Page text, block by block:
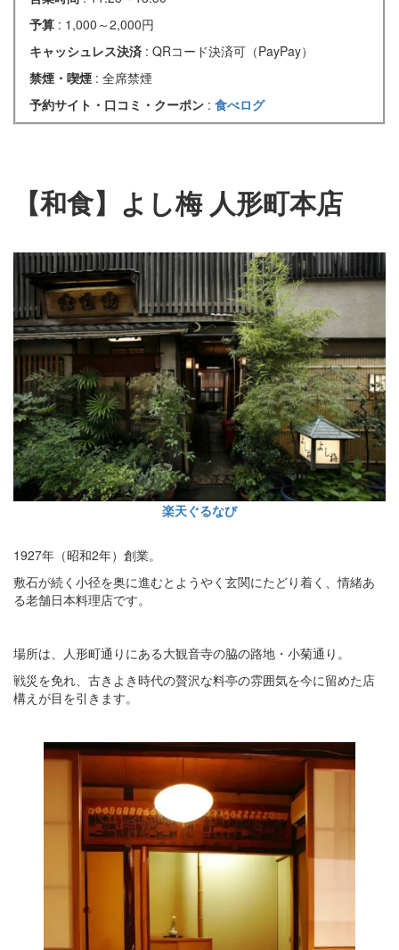
予算 : 1,000～2,000円
キャッシュレス決済 : QRコード決済可（PayPay）
禁煙・喫煙 : 全席禁煙
予約サイト・口コミ・クーポン : 食べログ
【和食】よし梅 人形町本店
楽天ぐるなび
1927年（昭和2年）創業。
敷石が続く小径を奥に進むとようやく玄関にたどり着く、情緒あ
る老舗日本料理店です。
場所は、人形町通りにある大観音寺の脇の路地・小菊通り。
戦災を免れ、古きよき時代の贅沢な料亭の雰囲気を今に留めた店
構えが目を引きます。